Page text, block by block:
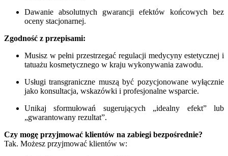
Dawanie absolutnych gwarancji efektów końcowych bez
oceny stacjonarnej.
Zgodność z przepisami:
Musisz w pełni przestrzegać regulacji medycyny estetycznej i
tatuażu kosmetycznego w kraju wykonywania zawodu.
Usługi transgraniczne muszą być pozycjonowane wyłącznie
jako konsultacja, wskazówki i profesjonalne wsparcie.
Unikaj sformułowań sugerujących „idealny efekt” lub
„gwarantowany rezultat”.
Czy mogę przyjmować klientów na zabiegi bezpośrednie?
Tak. Możesz przyjmować klientów w: